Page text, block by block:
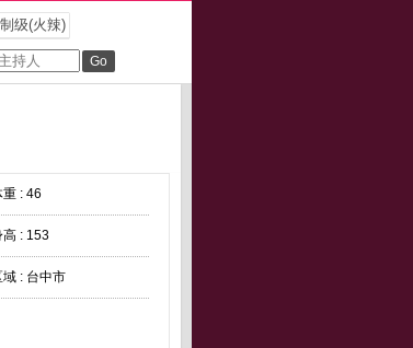
级(火辣)
重 : 46
高 : 153
域 : 台中市